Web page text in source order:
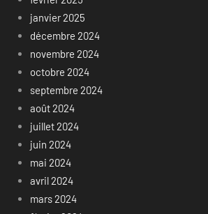
janvier 2025
décembre 2024
novembre 2024
octobre 2024
septembre 2024
août 2024
juillet 2024
juin 2024
mai 2024
avril 2024
mars 2024